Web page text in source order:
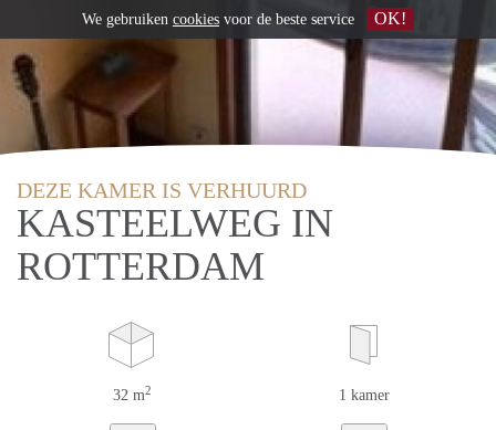
DEZE KAMER IS VERHUURD
KASTEELWEG IN
ROTTERDAM
32 m2 1 kamer
We gebruiken cookies voor de beste service OK!